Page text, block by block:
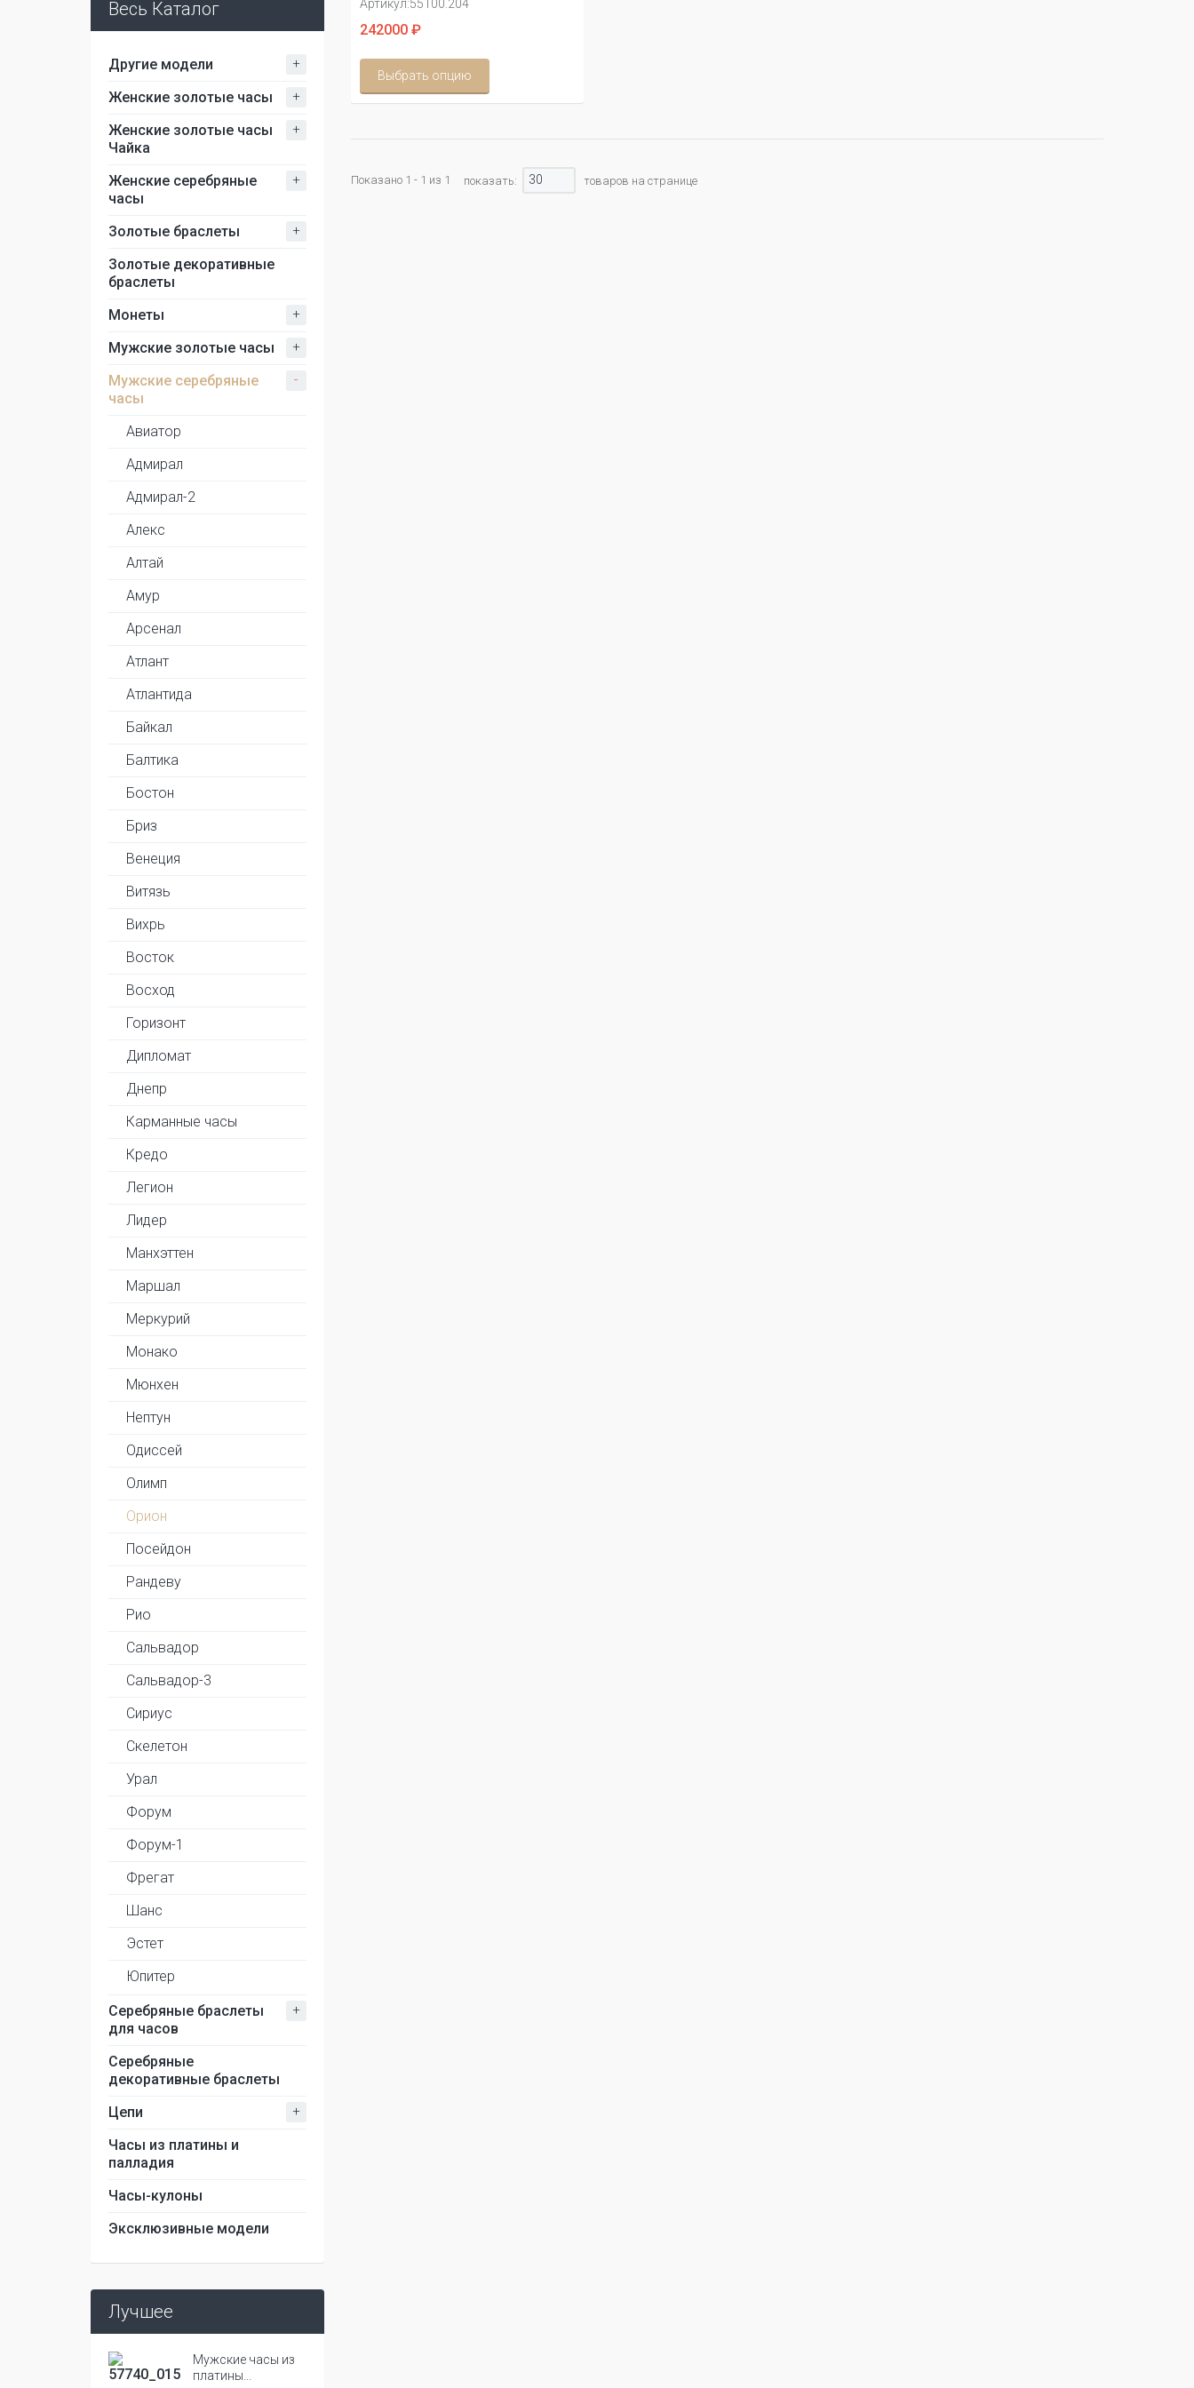
Весь Каталог
Другие модели +
Женские золотые часы +
Женские золотые часы
Чайка
+
Женские серебряные
часы
+
Золотые браслеты +
Золотые декоративные
браслеты
Монеты
+
Мужские золотые часы +
Мужские серебряные
часы
-
Авиатор
Адмирал
Адмирал-2
Алекс
Алтай
Амур
Арсенал
Атлант
Атлантида
Байкал
Балтика
Бостон
Бриз
Венеция
Витязь
Вихрь
Восток
Восход
Горизонт
Дипломат
Днепр
Карманные часы
Кредо
Легион
Лидер
Манхэттен
Маршал
Меркурий
Монако
Мюнхен
Нептун
Одиссей
Олимп
Орион
Посейдон
Рандеву
Рио
Сальвадор
Сальвадор-3
Сириус
Скелетон
Урал
Форум
Форум-1
Фрегат
Шанс
Эстет
Юпитер
Серебряные браслеты
для часов
+
Серебряные
декоративные браслеты
Цепи
+
Часы из платины и
палладия
Часы-кулоны
Эксклюзивные модели
Лучшее
Мужские часы из
платины...
Артикул:55100.204
242000 ₽
Выбрать опцию
Показано 1 - 1 из 1 показать: 30 товаров на странице